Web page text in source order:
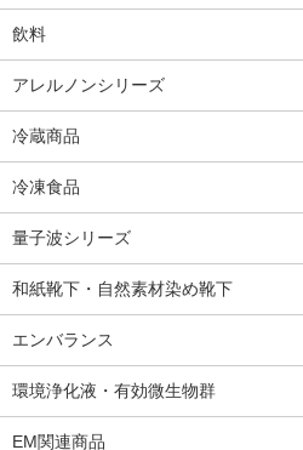
飲料
アレルノンシリーズ
冷蔵商品
冷凍食品
量子波シリーズ
和紙靴下・自然素材染め靴下
エンバランス
環境浄化液・有効微生物群
EM関連商品